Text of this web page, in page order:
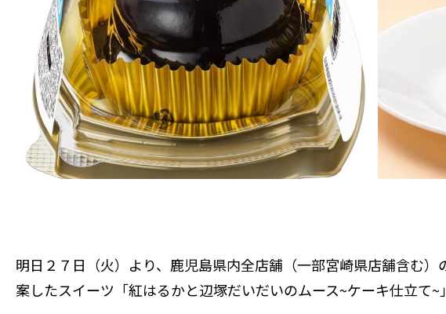
明日２７日（火）より、鹿児島県内全店舗（一部宮崎県店舗含む
案したスイーツ「紅はるかと辺塚だいだいのムース~ケーキ仕立て~